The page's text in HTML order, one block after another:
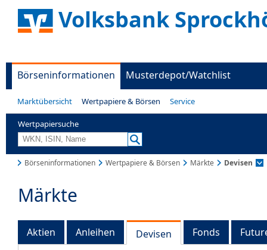
Volksbank
Börseninformationen Musterdepot/Watchlist
Marktübersicht Wertpapiere & Börsen Service
Wertpapiersuche
Börseninformationen Wertpapiere & Börsen Märkte Devisen
Märkte
Aktien Anleihen Devisen Fonds